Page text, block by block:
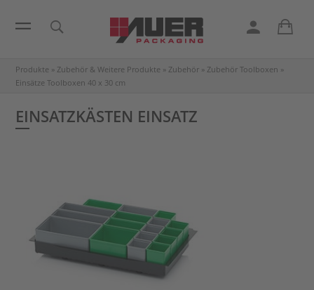
Produkte » Zubehör & Weitere Produkte » Zubehör » Zubehör Toolboxen »
Einsätze Toolboxen 40 x 30 cm
EINSATZKÄSTEN EINSATZ